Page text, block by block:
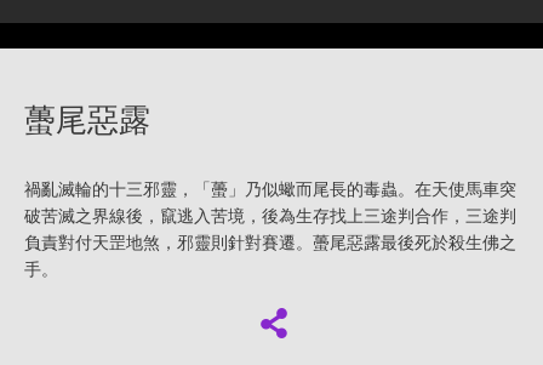
蠆尾惡露
禍亂滅輪的十三邪靈，「蠆」乃似蠍而尾長的毒蟲。在天使馬車突
破苦滅之界線後，竄逃入苦境，後為生存找上三途判合作，三途判
負責對付天罡地煞，邪靈則針對賽遷。蠆尾惡露最後死於殺生佛之
手。